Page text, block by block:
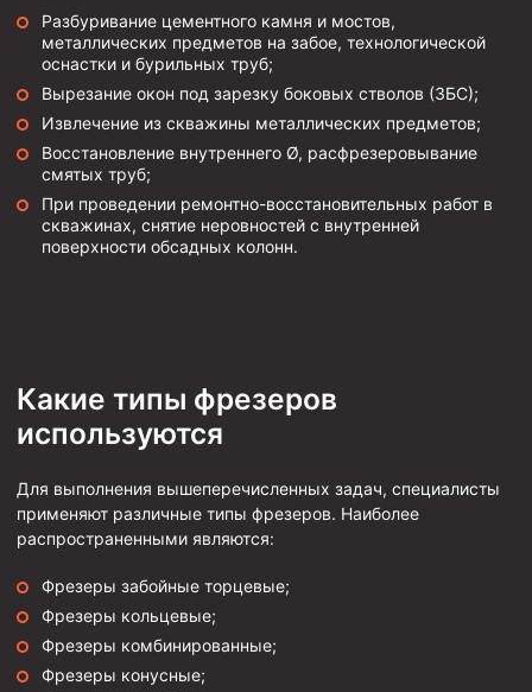
Скребки корончатые СК и тросовые СТ
Центраторы колонные
Герметизаторы устьевые
Башмаки колонные
Инструмент для бурения и КРС (ловильный, аварийный)
Перья для резки кабеля
Пауки механические
Желонки
Скреперы механические
Штанголовки
Удочки ловильные
Шламометаллоуловитель ШМУ
Разбуривание цементного камня и мостов,
металлических предметов на забое, технологической
оснастки и бурильных труб;
Вырезание окон под зарезку боковых стволов (ЗБС);
Извлечение из скважины металлических предметов;
Восстановление внутреннего Ø, расфрезеровывание
смятых труб;
При проведении ремонтно-восстановительных работ в
скважинах, снятие неровностей с внутренней
поверхности обсадных колонн.
Какие типы фрезеров
используются
Для выполнения вышеперечисленных задач, специалисты
применяют различные типы фрезеров. Наиболее
распространенными являются:
Фрезеры забойные торцевые;
Фрезеры кольцевые;
Фрезеры комбинированные;
Фрезеры конусные;